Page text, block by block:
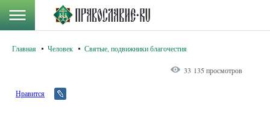
Главная Человек Святые, подвижники благочестия
33 135 просмотров
Нравится